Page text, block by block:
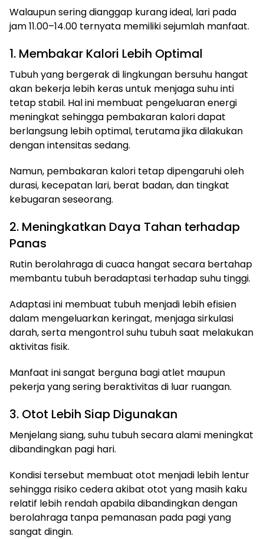
Walaupun sering dianggap kurang ideal, lari pada
jam 11.00–14.00 ternyata memiliki sejumlah manfaat.
1. Membakar Kalori Lebih Optimal
Tubuh yang bergerak di lingkungan bersuhu hangat
akan bekerja lebih keras untuk menjaga suhu inti
tetap stabil. Hal ini membuat pengeluaran energi
meningkat sehingga pembakaran kalori dapat
berlangsung lebih optimal, terutama jika dilakukan
dengan intensitas sedang.
Namun, pembakaran kalori tetap dipengaruhi oleh
durasi, kecepatan lari, berat badan, dan tingkat
kebugaran seseorang.
2. Meningkatkan Daya Tahan terhadap
Panas
Rutin berolahraga di cuaca hangat secara bertahap
membantu tubuh beradaptasi terhadap suhu tinggi.
Adaptasi ini membuat tubuh menjadi lebih efisien
dalam mengeluarkan keringat, menjaga sirkulasi
darah, serta mengontrol suhu tubuh saat melakukan
aktivitas fisik.
Manfaat ini sangat berguna bagi atlet maupun
pekerja yang sering beraktivitas di luar ruangan.
3. Otot Lebih Siap Digunakan
Menjelang siang, suhu tubuh secara alami meningkat
dibandingkan pagi hari.
Kondisi tersebut membuat otot menjadi lebih lentur
sehingga risiko cedera akibat otot yang masih kaku
relatif lebih rendah apabila dibandingkan dengan
berolahraga tanpa pemanasan pada pagi yang
sangat dingin.